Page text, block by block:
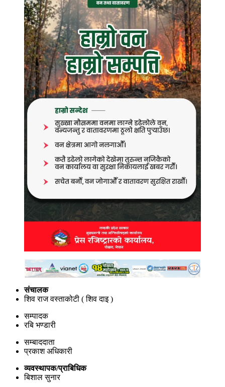
संचालक
शिव राज वस्ताकोटी ( शिव दाइ )
सम्पादक
रबि भण्डारी
सम्बाददाता
प्रकाश अधिकारी
व्यवस्थापक/प्राबिधिक
बिशाल सुनार